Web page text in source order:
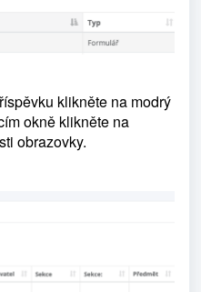
klikněte na modrý
okně klikněte na
obrazovky.